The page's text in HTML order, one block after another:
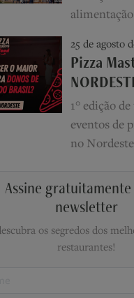
25 de agosto
Pizza
1° edição
eventos de
no
Assine gratuitamente
newsletter
os segredos dos
restaurantes!